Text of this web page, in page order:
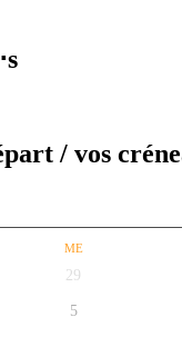
/ vos
ME
29
5